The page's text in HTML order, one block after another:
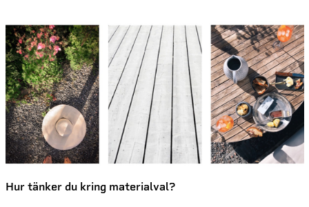
Hur tänker du kring materialval?